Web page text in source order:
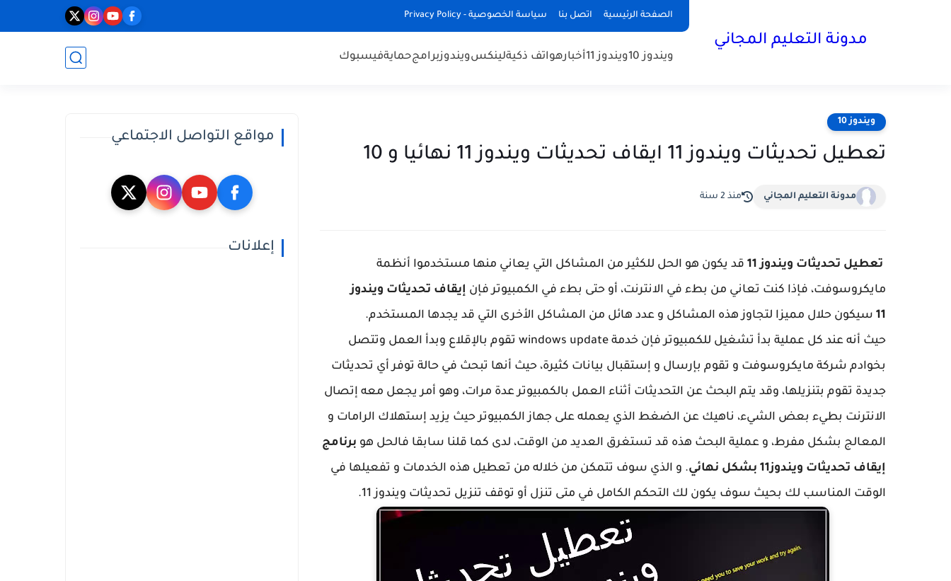
الصفحة الرئيسية اتصل بنا سياسة الخصوصية - Privacy Policy
مدونة التعليم المجاني
ويندوز 10 ويندوز 11 أخبارهواتف ذكيةلينكسويندوزبرامجحمايةفيسبوك
ويندوز 10
تعطيل تحديثات ويندوز 11 ايقاف تحديثات ويندوز 11 نهائيا و 10
مدونة التعليم المجاني منذ 2 سنة
تعطيل تحديثات ويندوز 11
قد يكون هو الحل للكثير من المشاكل التي يعاني منها مستخدموا أنظمة
مايكروسوفت، فإذا كنت تعاني من بطء في الانترنت، أو حتى بطء في الكمبيوتر فإن إيقاف تحديثات ويندوز
11 سيكون حلال مميزا لتجاوز هذه المشاكل و عدد هائل من المشاكل الأخرى التي قد يجدها المستخدم.
حيث أنه عند كل عملية بدأ تشغيل للكمبيوتر فإن خدمة windows update تقوم بالإقلاع وبدأ العمل وتتصل
بخوادم شركة مايكروسوفت و تقوم بإرسال و إستقبال بيانات كثيرة، حيث أنها تبحث في حالة توفر أي تحديثات
جديدة تقوم بتنزيلها، وقد يتم البحث عن التحديثات أثناء العمل بالكمبيوتر عدة مرات، وهو أمر يجعل معه إتصال
الانترنت بطيء بعض الشيء، ناهيك عن الضغط الذي يعمله على جهاز الكمبيوتر حيث يزيد إستهلاك الرامات و
المعالج بشكل مفرط، و عملية البحث هذه قد تستغرق العديد من الوقت، لدى كما قلنا سابقا فالحل هو برنامج
إيقاف تحديثات ويندوز11 بشكل نهائي
. و الذي سوف تتمكن من خلاله من تعطيل هذه الخدمات و تفعيلها في
الوقت المناسب لك بحيث سوف يكون لك التحكم الكامل في متى تنزل أو توقف تنزيل تحديثات ويندوز 11.
مواقع التواصل الاجتماعي
إعلانات